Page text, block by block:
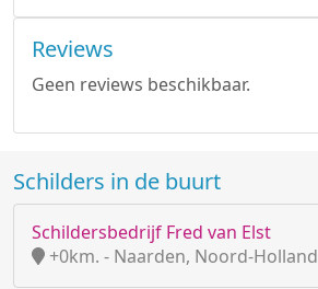
Reviews
Geen reviews beschikbaar.
Schilders in de buurt
Schildersbedrijf Fred van Elst
+0km. - Naarden, Noord-Holland